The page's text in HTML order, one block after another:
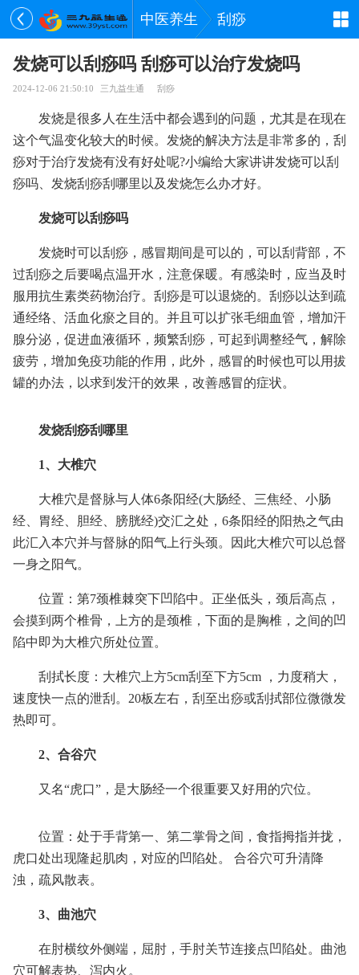
中医养生 刮痧
发烧可以刮痧吗 刮痧可以治疗发烧吗
2024-12-06 21:50:10 三九益生通 刮痧
发烧是很多人在生活中都会遇到的问题，尤其是在现在
这个气温变化较大的时候。发烧的解决方法是非常多的，刮
痧对于治疗发烧有没有好处呢?小编给大家讲讲发烧可以刮
痧吗、发烧刮痧刮哪里以及发烧怎么办才好。
发烧可以刮痧吗
发烧时可以刮痧，感冒期间是可以的，可以刮背部，不
过刮痧之后要喝点温开水，注意保暖。有感染时，应当及时
服用抗生素类药物治疗。刮痧是可以退烧的。刮痧以达到疏
通经络、活血化瘀之目的。并且可以扩张毛细血管，增加汗
腺分泌，促进血液循环，频繁刮痧，可起到调整经气，解除
疲劳，增加免疫功能的作用，此外，感冒的时候也可以用拔
罐的办法，以求到发汗的效果，改善感冒的症状。
发烧刮痧刮哪里
1、大椎穴
大椎穴是督脉与人体6条阳经(大肠经、三焦经、小肠
经、胃经、胆经、膀胱经)交汇之处，6条阳经的阳热之气由
此汇入本穴并与督脉的阳气上行头颈。因此大椎穴可以总督
一身之阳气。
位置：第7颈椎棘突下凹陷中。正坐低头，颈后高点，
会摸到两个椎骨，上方的是颈椎，下面的是胸椎，之间的凹
陷中即为大椎穴所处位置。
刮拭长度：大椎穴上方5cm刮至下方5cm ，力度稍大，
速度快一点的泄刮。20板左右，刮至出痧或刮拭部位微微发
热即可。
2、合谷穴
又名“虎口”，是大肠经一个很重要又好用的穴位。
位置：处于手背第一、第二掌骨之间，食指拇指并拢，
虎口处出现隆起肌肉，对应的凹陷处。 合谷穴可升清降
浊，疏风散表。
3、曲池穴
在肘横纹外侧端，屈肘，手肘关节连接点凹陷处。曲池
穴可解表热、泻内火。